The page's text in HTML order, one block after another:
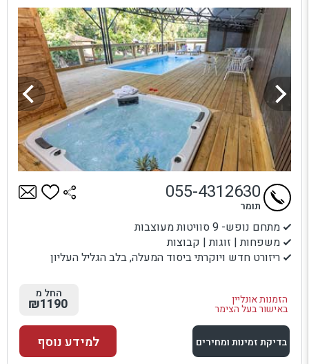
מתחם נופש- 9 סוויטות מעוצבות
משפחות | זוגות | קבוצות
ריזורט חדש ויוקרתי ביסוד המעלה, בלב הגליל העליון
הזמנות אונליין
באישור בעל הצימר
055-4312630
תומר
החל מ
₪1190
בדיקת זמינות ומחירים למידע נוסף